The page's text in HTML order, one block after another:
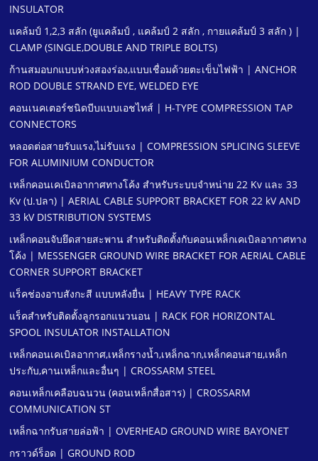
INSULATOR
แคล้มป์ 1,2,3 สลัก (ยูแคล้มป์ , แคล้มป์ 2 สลัก , กายแคล้มป์ 3 สลัก ) |
CLAMP (SINGLE,DOUBLE AND TRIPLE BOLTS)
ก้านสมอบกแบบห่วงสองร่อง,แบบเชื่อมด้วยตะเข็บไฟฟ้า | ANCHOR
ROD DOUBLE STRAND EYE, WELDED EYE
คอนเนคเตอร์ชนิดบีบแบบเอชไทส์ | H-TYPE COMPRESSION TAP
CONNECTORS
หลอดต่อสายรับแรง,ไม่รับแรง | COMPRESSION SPLICING SLEEVE
FOR ALUMINIUM CONDUCTOR
เหล็กคอนเคเบิลอากาศทางโค้ง สําหรับระบบจําหน่าย 22 Kv และ 33
Kv (ป.ปลา) | AERIAL CABLE SUPPORT BRACKET FOR 22 kV AND
33 kV DISTRIBUTION SYSTEMS
เหล็กคอนจับยึดสายสะพาน สําหรับติดตั้งกับคอนเหล็กเคเบิลอากาศทาง
โค้ง | MESSENGER GROUND WIRE BRACKET FOR AERIAL CABLE
CORNER SUPPORT BRACKET
แร็คช่องอาบสังกะสี แบบหลังยื่น | HEAVY TYPE RACK
แร็คสําหรับติดตั้งลูกรอกแนวนอน | RACK FOR HORIZONTAL
SPOOL INSULATOR INSTALLATION
เหล็กคอนเคเบิลอากาศ,เหล็กรางนํ้า,เหล็กฉาก,เหล็กคอนสาย,เหล็ก
ประกับ,คานเหล็กและอื่นๆ | CROSSARM STEEL
คอนเหล็กเคลือบฉนวน (คอนเหล็กสื่อสาร) | CROSSARM
COMMUNICATION ST
เหล็กฉากรับสายล่อฟ้า | OVERHEAD GROUND WIRE BAYONET
กราวด์ร็อด | GROUND ROD